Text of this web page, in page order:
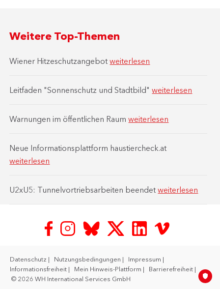
Weitere Top-Themen
Wiener Hitzeschutzangebotweiterlesen
Leitfaden "Sonnenschutz und Stadtbild"weiterlesen
Warnungen im öffentlichen Raumweiterlesen
Neue Informationsplattform haustiercheck.at
weiterlesen
U2xU5: Tunnelvortriebsarbeiten beendetweiterlesen
Datenschutz Nutzungsbedingungen
Impressum
Informationsfreiheit
Mein Hinweis-Plattform
Barrierefreiheit
© 2026 WH International Services GmbH